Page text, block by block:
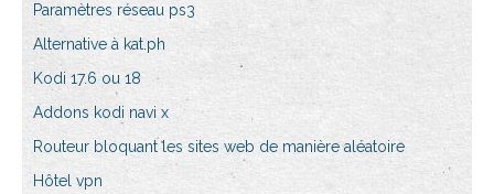
Paramètres réseau ps3
Alternative à kat.ph
Kodi 17.6 ou 18
Addons kodi navi x
Routeur bloquant les sites web de manière aléatoire
Hôtel vpn